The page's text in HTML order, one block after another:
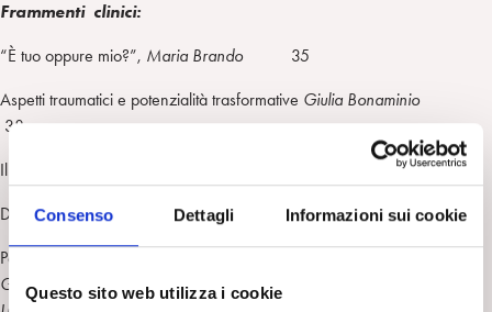
Consenso Dettagli Informazioni sui cookie
Questo sito web utilizza i cookie
Frammenti clinici:
“È tuo oppure mio?”, Maria Brando 35
Aspetti traumatici e potenzialità trasformative Giulia Bonaminio
38
Il transfert è un’esperienza live?,
Dislocazioni nel transfert, Maria Luisa Algini42
Pensare in gruppo nel lockdown,
Giulia Bonaminio, Sara Bonfantini, Maria Brando, Anna Castelnuovo,